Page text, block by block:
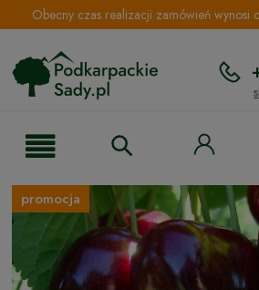
Obecny czas realizacji zamówień wynosi
promocja